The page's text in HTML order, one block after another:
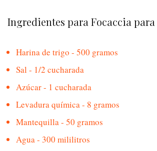
Ingredientes para Focaccia para
Harina de trigo - 500 gramos
Sal - 1/2 cucharada
Azúcar - 1 cucharada
Levadura química - 8 gramos
Mantequilla - 50 gramos
Agua - 300 mililitros